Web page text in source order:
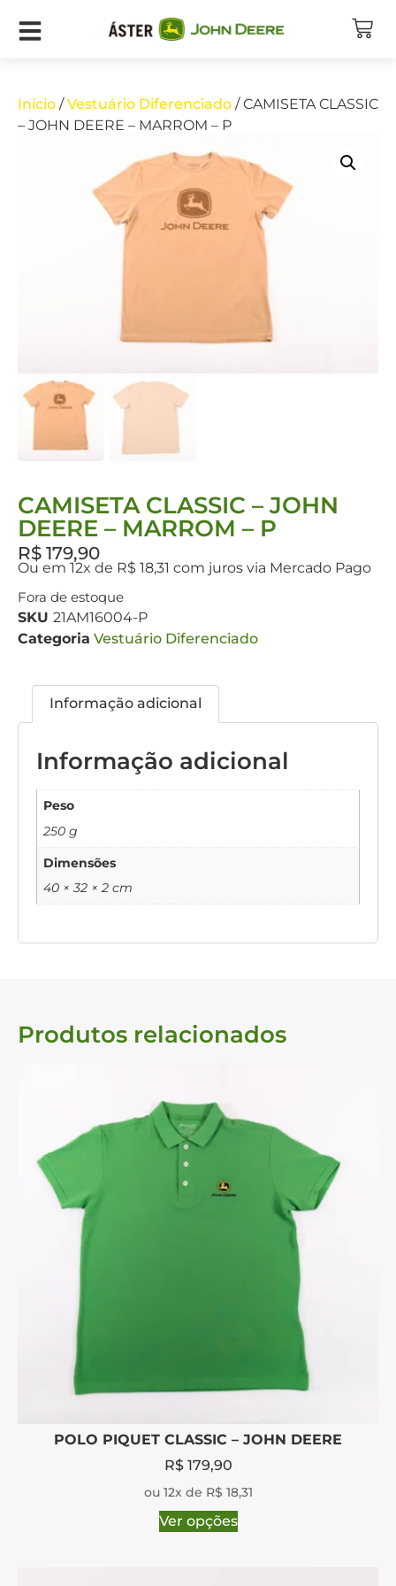
Início /Vestuário Diferenciado / CAMISETA CLASSIC
– JOHN DEERE – MARROM – P
CAMISETA CLASSIC – JOHN
DEERE – MARROM – P
R$ 179,90
Ou em 12x de R$ 18,31 com juros via Mercado Pago
Fora de estoque
SKU 21AM16004-P
Categoria Vestuário Diferenciado
Informação adicional
Informação adicional
Peso
250 g
Dimensões
40 × 32 × 2 cm
Produtos relacionados
POLO PIQUET CLASSIC – JOHN DEERE
R$179,90
ou 12x de R$ 18,31
Ver opções